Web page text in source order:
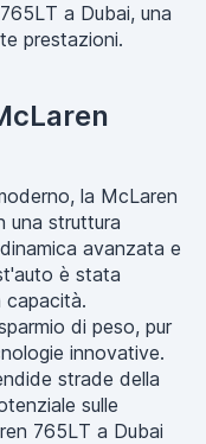
a Dubai, una
prestazioni.
la McLaren
una struttura
avanzata e
è stata
capacità.
di peso, pur
innovative.
strade della
sulle
765LT a Dubai